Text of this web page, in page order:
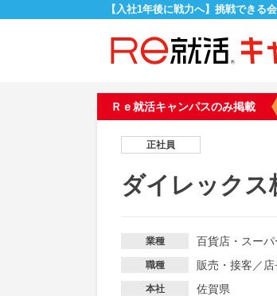
【入社1年後に戦力へ】挑戦できる
Ｒｅ就活キャンパスのみ掲載
正社員
ダイレックス
業種 百貨店・スー
職種 販売・接客 ／
本社 佐賀県